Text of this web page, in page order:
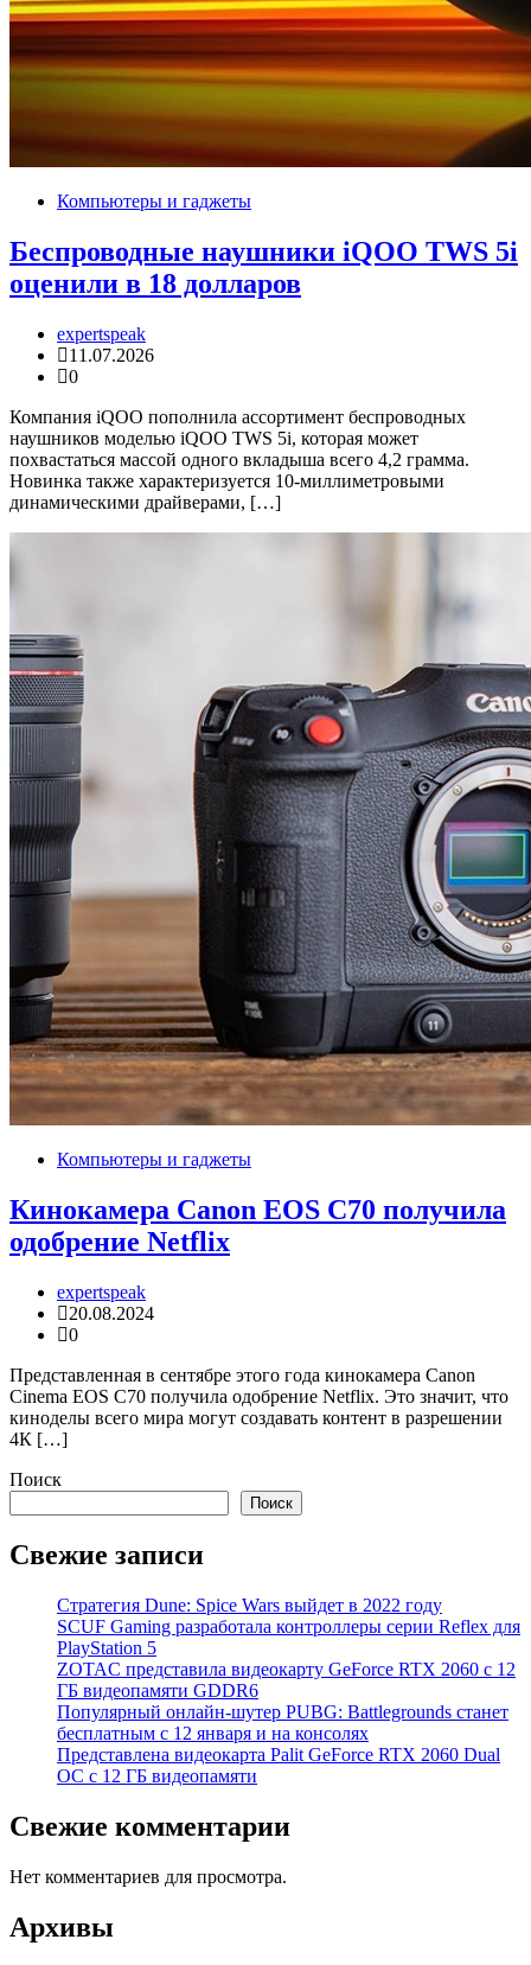
Компьютеры и гаджеты
Беспроводные наушники iQOO TWS 5i
оценили в 18 долларов
expertspeak
11.07.2026
0
Компания iQOO пополнила ассортимент беспроводных
наушников моделью iQOO TWS 5i, которая может
похвастаться массой одного вкладыша всего 4,2 грамма.
Новинка также характеризуется 10-миллиметровыми
динамическими драйверами, […]
Компьютеры и гаджеты
Кинокамера Canon EOS C70 получила
одобрение Netflix
expertspeak
20.08.2024
0
Представленная в сентябре этого года кинокамера Canon
Cinema EOS C70 получила одобрение Netflix. Это значит, что
киноделы всего мира могут создавать контент в разрешении
4К […]
Поиск
Поиск
Свежие записи
Стратегия Dune: Spice Wars выйдет в 2022 году
SCUF Gaming разработала контроллеры серии Reflex для
PlayStation 5
ZOTAC представила видеокарту GeForce RTX 2060 с 12
ГБ видеопамяти GDDR6
Популярный онлайн-шутер PUBG: Battlegrounds станет
бесплатным с 12 января и на консолях
Представлена видеокарта Palit GeForce RTX 2060 Dual
OC с 12 ГБ видеопамяти
Свежие комментарии
Нет комментариев для просмотра.
Архивы